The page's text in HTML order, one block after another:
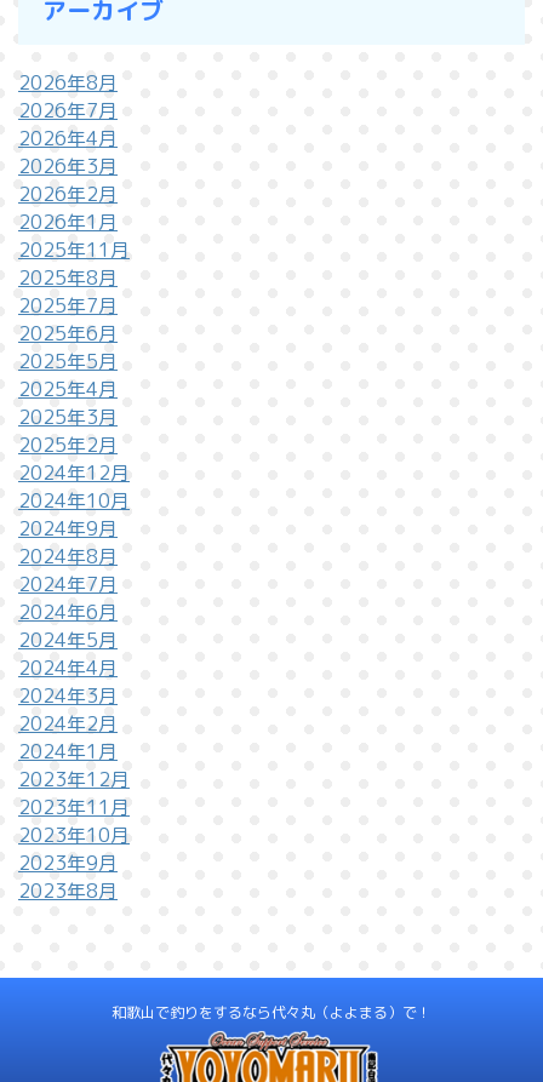
アーカイブ
2026年8月
2026年7月
2026年4月
2026年3月
2026年2月
2026年1月
2025年11月
2025年8月
2025年7月
2025年6月
2025年5月
2025年4月
2025年3月
2025年2月
2024年12月
2024年10月
2024年9月
2024年8月
2024年7月
2024年6月
2024年5月
2024年4月
2024年3月
2024年2月
2024年1月
2023年12月
2023年11月
2023年10月
2023年9月
2023年8月
和歌山で釣りをするなら代々丸（よよまる）で！